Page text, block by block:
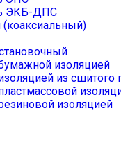
ЭКБ-ДПС
(коаксиальный)
изоляцией
из сшитого
изоляцией